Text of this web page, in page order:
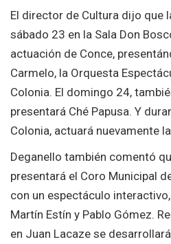
El director de Cultura dijo que
sábado 23 en la Sala Don
actuación de Conce,
Carmelo, la Orquesta
Colonia. El domingo 24,
presentará Ché Papusa. Y
Colonia, actuará nuevamente
Deganello también comentó
presentará el Coro Municipal
con un espectáculo
Martín Estín y Pablo Gómez.
en Juan Lacaze se